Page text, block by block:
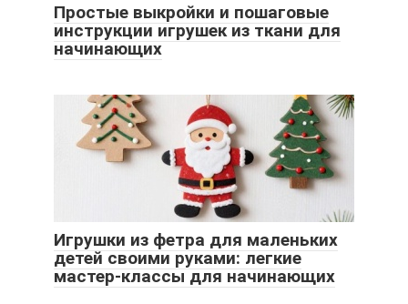
Простые выкройки и пошаговые
инструкции игрушек из ткани для
начинающих
Игрушки из фетра для маленьких
детей своими руками: легкие
мастер-классы для начинающих